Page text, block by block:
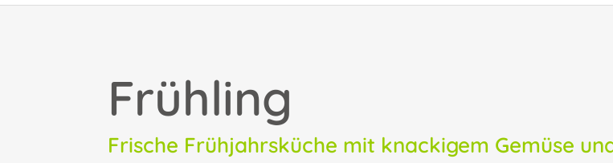
Frühling
Frische Frühjahrsküche mit knackigem Gemüse